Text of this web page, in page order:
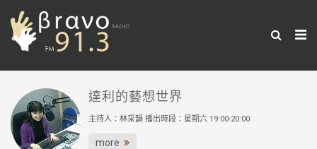
達利的藝想世界
主持人：林采韻 播出時段：星期六 19:00-20:00
more